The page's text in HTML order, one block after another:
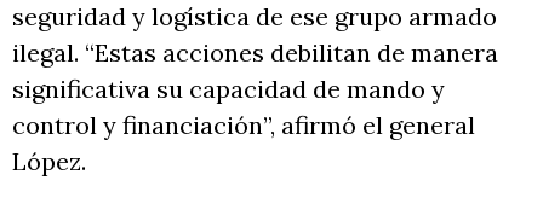
seguridad y logística de ese grupo armado
ilegal. “Estas acciones debilitan de manera
significativa su capacidad de mando y
control y financiación”, afirmó el general
López.